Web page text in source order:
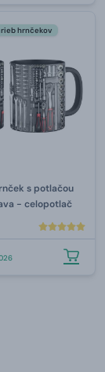
hrnčekov
s potlačou
- celopotlač